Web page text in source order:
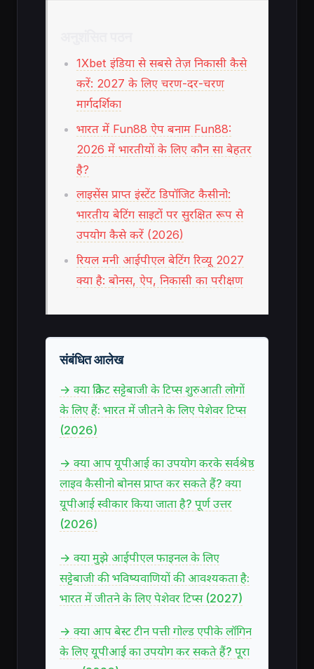
1Xbet इंडिया से सबसे तेज़ निकासी कैसे
करें: 2027 के लिए चरण-दर-चरण
मार्गदर्शिका
भारत में Fun88 ऐप बनाम Fun88:
2026 में भारतीयों के लिए कौन सा बेहतर
है?
लाइसेंस प्राप्त इंस्टेंट डिपॉजिट कैसीनो:
भारतीय बेटिंग साइटों पर सुरक्षित रूप से
उपयोग कैसे करें (2026)
रियल मनी आईपीएल बेटिंग रिव्यू 2027
क्या है: बोनस, ऐप, निकासी का परीक्षण
संबंधित आलेख
→ क्या क्रिकेट सट्टेबाजी के टिप्स शुरुआती लोगों
के लिए हैं: भारत में जीतने के लिए पेशेवर टिप्स
(2026)
→ क्या आप यूपीआई का उपयोग करके सर्वश्रेष्ठ
लाइव कैसीनो बोनस प्राप्त कर सकते हैं? क्या
यूपीआई स्वीकार किया जाता है? पूर्ण उत्तर
(2026)
→ क्या मुझे आईपीएल फाइनल के लिए
सट्टेबाजी की भविष्यवाणियों की आवश्यकता है:
भारत में जीतने के लिए पेशेवर टिप्स (2027)
→ क्या आप बेस्ट टीन पत्ती गोल्ड एपीके लॉगिन
के लिए यूपीआई का उपयोग कर सकते हैं? पूरा